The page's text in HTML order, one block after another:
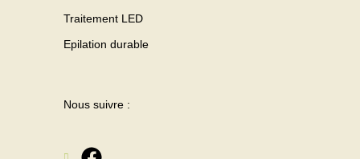
Traitement LED
Epilation durable
Nous suivre :